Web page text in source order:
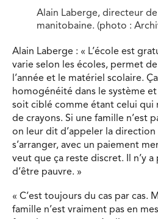
Alain Laberge, directeur
manitobaine. (photo :
Alain Laberge : « L’école est
varie selon les écoles, permet
l’année et le matériel scolaire.
homogénéité dans le système et
soit ciblé comme étant celui qui
de crayons. Si une famille n’est
on leur dit d’appeler la direction
s’arranger, avec un paiement
veut que ça reste discret. Il n’y
d’être pauvre. »
« C’est toujours du cas par cas.
famille n’est vraiment pas en